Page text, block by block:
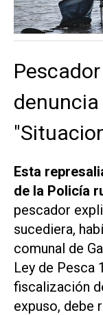
Esta
de la Policía
pescador
sucediera,
comunal de
Ley de Pesca
fiscalización
expuso, debe